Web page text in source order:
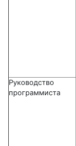
Руководство
программиста